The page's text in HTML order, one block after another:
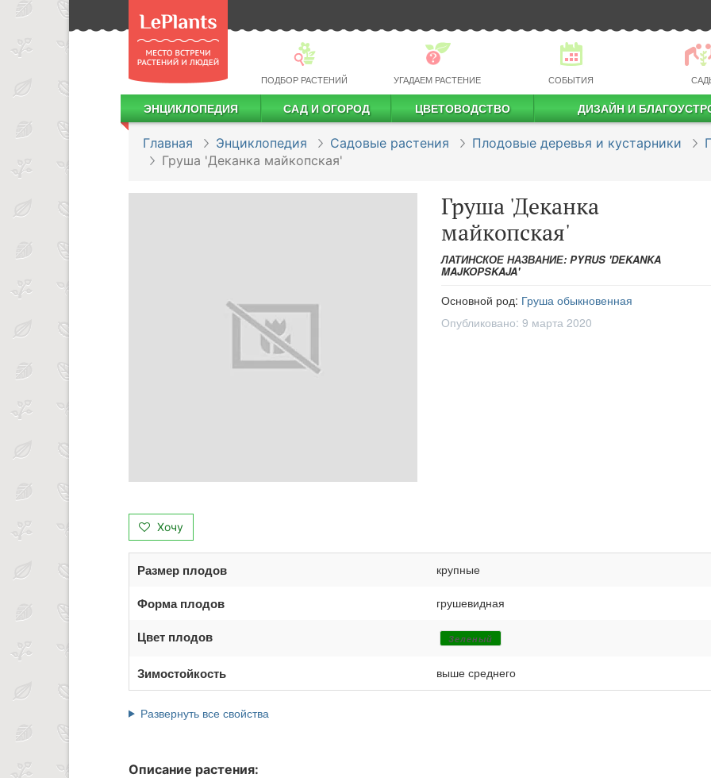
ПОДБОР РАСТЕНИЙ УГАДАЕМ РАСТЕНИЕ СОБЫТИЯ
ЭНЦИКЛОПЕДИЯ САД И ОГОРОД ЦВЕТОВОДСТВО ДИЗАЙН И
Главная Энциклопедия Садовые растения Плодовые деревья и кустарники
Груша 'Деканка майкопская'
Груша 'Деканка
майкопская'
ЛАТИНСКОЕ НАЗВАНИЕ: PYRUS 'DEKANKA
MAJKOPSKAJA'
Основной род: Груша обыкновенная
Опубликовано: 9 марта 2020
Хочу
Размер плодов крупные
Форма плодов грушевидная
Цвет плодов Зеленый
Зимостойкость выше среднего
Развернуть все свойства
Описание растения: